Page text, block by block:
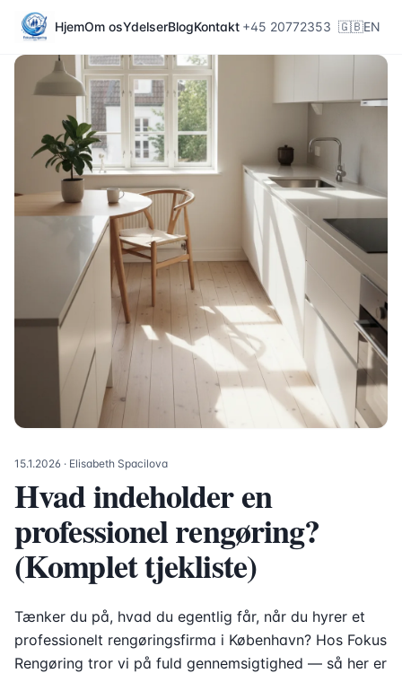
HjemOm osYdelserBlogKontakt +45 20772353 🇬🇧EN
15.1.2026 · Elisabeth Spacilova
Hvad indeholder en
professionel rengøring?
(Komplet tjekliste)
Tænker du på, hvad du egentlig får, når du hyrer et
professionelt rengøringsfirma i København? Hos Fokus
Rengøring tror vi på fuld gennemsigtighed — så her er